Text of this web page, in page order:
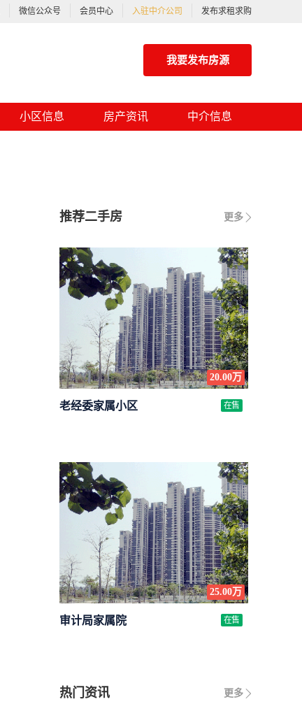
微信公众号 会员中心 入驻中介公司 发布求租求购
我要发布房源
小区信息 房产资讯 中介信息
更多
推荐二手房
20.00万
老经委家属小区 在售
25.00万
审计局家属院 在售
更多
热门资讯